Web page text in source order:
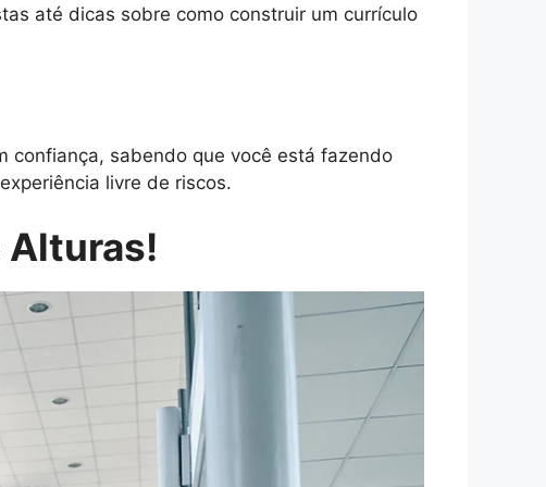
até dicas sobre como construir um currículo
confiança, sabendo que você está fazendo
livre de riscos.
Alturas!